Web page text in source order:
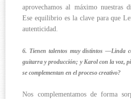
aprovechamos al máximo nuestras
Ese equilibrio es la clave para que
autenticidad.
6. Tienen talentos muy distintos —Linda
guitarra y producción; y Karol con la voz,
se complementan en el proceso creativo?
Nos complementamos de forma